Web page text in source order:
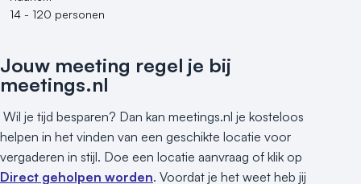
14 - 120 personen
Jouw meeting regel je bij
meetings.nl
Wil je tijd besparen? Dan kan meetings.nl je kosteloos
helpen in het vinden van een geschikte locatie voor
vergaderen in stijl. Doe een locatie aanvraag of klik op
Direct geholpen worden. Voordat je het weet heb jij